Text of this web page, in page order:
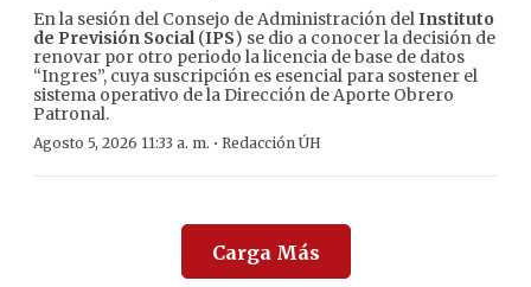
En la sesión del Consejo de Administración del Instituto
de Previsión Social (IPS) se dio a conocer la decisión de
renovar por otro periodo la licencia de base de datos
“Ingres”, cuya suscripción es esencial para sostener el
sistema operativo de la Dirección de Aporte Obrero
Patronal.
Agosto 5, 2026 11:33 a. m. · Redacción ÚH
Carga Más